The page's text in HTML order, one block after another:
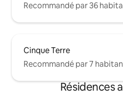
Recommandé par 36
Cinque Terre
Recommandé par 7
Résidences